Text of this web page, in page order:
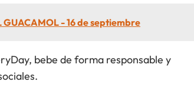
GUACAMOL - 16 de septiembre
bebe de forma responsable y